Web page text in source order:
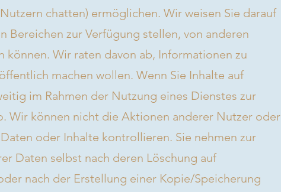
chatten) ermöglichen. Wir weisen Sie darauf
Bereichen zur Verfügung stellen, von anderen
können. Wir raten davon ab, Informationen zu
machen wollen. Wenn Sie Inhalte auf
im Rahmen der Nutzung eines Dienstes zur
Wir können nicht die Aktionen anderer Nutzer oder
oder Inhalte kontrollieren. Sie nehmen zur
Daten selbst nach deren Löschung auf
nach der Erstellung einer Kopie/Speicherung